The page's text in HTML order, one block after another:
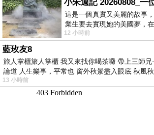
這是一個真實又美麗的故事
業生要去實現她的美國夢，
情況下，靠著自我努力工作累
12 小時前
藍玫友8
旅人掌櫃旅人掌櫃 我又來找你喝茶囉 帶上三師
論道 人生樂事，平常也 窗外秋景盡入眼底 秋風
13 小時前